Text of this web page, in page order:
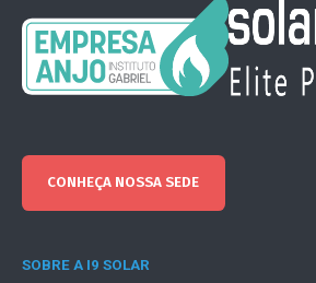
CONHEÇA NOSSA SEDE
SOBRE A I9 SOLAR